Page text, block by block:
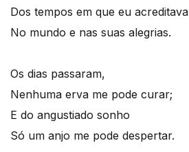
Dos tempos em que eu acreditava
No mundo e nas suas alegrias.
Os dias passaram,
Nenhuma erva me pode curar;
E do angustiado sonho
Só um anjo me pode despertar.